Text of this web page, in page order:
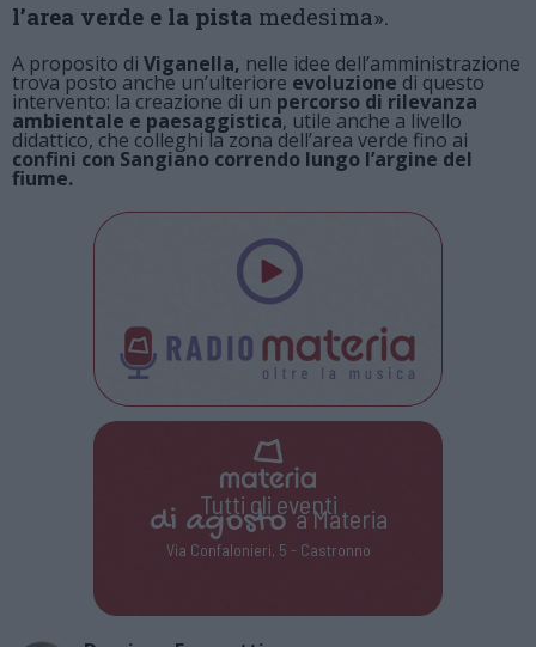
l’area verde e la pista medesima».
A proposito di Viganella, nelle idee dell’amministrazione
trova posto anche un’ulteriore evoluzione di questo
intervento: la creazione di un percorso di rilevanza
ambientale e paesaggistica, utile anche a livello
didattico, che colleghi la zona dell’area verde fino ai
confini con Sangiano correndo lungo l’argine del
fiume.
Tutti gli eventi
di agostoa Materia
Via Confalonieri, 5 - Castronno